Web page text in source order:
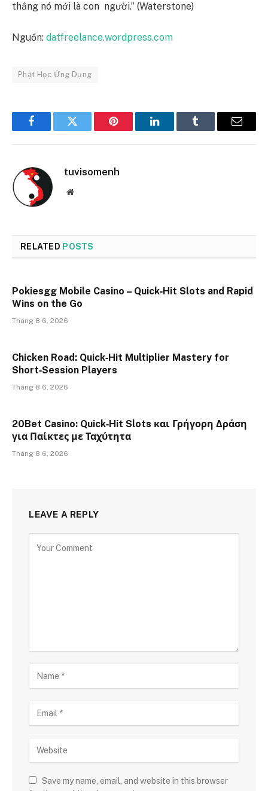
thắng nó mới là con người.” (Waterstone)
Nguồn: datfreelance.wordpress.com
Phật Học Ứng Dụng
FacebookTwitter Pinterest LinkedInTumblr Email
tuvisomenh
Website
RELATED POSTS
Pokiesgg Mobile Casino – Quick‑Hit Slots and Rapid
Wins on the Go
Tháng 8 6, 2026
Chicken Road: Quick‑Hit Multiplier Mastery for
Short‑Session Players
Tháng 8 6, 2026
20Bet Casino: Quick‑Hit Slots και Γρήγορη Δράση
για Παίκτες με Ταχύτητα
Tháng 8 6, 2026
LEAVE A REPLY
Save my name, email, and website in this browser